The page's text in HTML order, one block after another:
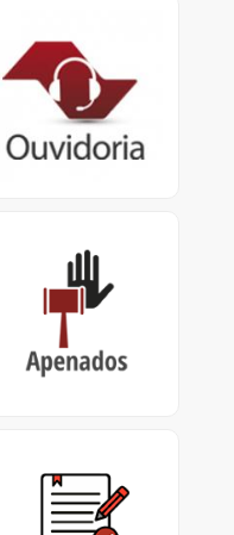
Ouvidoria do
TCESP: Central de
Atendimento
0800.800.7575
Impedimentos de
Contrato / Licitação,
Certificado de
Apenamento e
Concursos encerrados,
em andamento e